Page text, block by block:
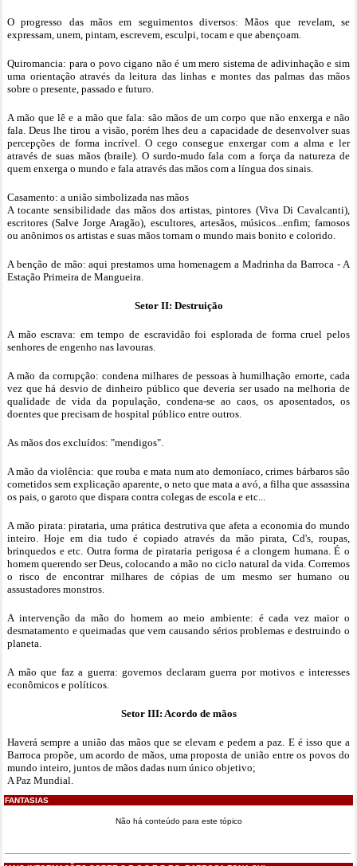
O progresso das mãos em seguimentos diversos: Mãos que revelam, se
expressam, unem, pintam, escrevem, esculpi, tocam e que abençoam.
Quiromancia: para o povo cigano não é um mero sistema de adivinhação e sim
uma orientação através da leitura das linhas e montes das palmas das mãos
sobre o presente, passado e futuro.
A mão que lê e a mão que fala: são mãos de um corpo que não enxerga e não
fala. Deus lhe tirou a visão, porém lhes deu a capacidade de desenvolver suas
percepções de forma incrível. O cego consegue enxergar com a alma e ler
através de suas mãos (braile). O surdo-mudo fala com a força da natureza de
quem enxerga o mundo e fala através das mãos com a língua dos sinais.
Casamento: a união simbolizada nas mãos
A tocante sensibilidade das mãos dos artistas, pintores (Viva Di Cavalcanti),
escritores (Salve Jorge Aragão), escultores, artesãos, músicos...enfim; famosos
ou anônimos os artistas e suas mãos tornam o mundo mais bonito e colorido.
A benção de mão: aqui prestamos uma homenagem a Madrinha da Barroca - A
Estação Primeira de Mangueira.
Setor II: Destruição
A mão escrava: em tempo de escravidão foi esplorada de forma cruel pelos
senhores de engenho nas lavouras.
A mão da corrupção: condena milhares de pessoas à humilhação emorte, cada
vez que há desvio de dinheiro público que deveria ser usado na melhoria de
qualidade de vida da população, condena-se ao caos, os aposentados, os
doentes que precisam de hospital público entre outros.
As mãos dos excluídos: "mendigos".
A mão da violência: que rouba e mata num ato demoníaco, crimes bárbaros são
cometidos sem explicação aparente, o neto que mata a avó, a filha que assassina
os pais, o garoto que dispara contra colegas de escola e etc...
A mão pirata: pirataria, uma prática destrutiva que afeta a economia do mundo
inteiro. Hoje em dia tudo é copiado através da mão pirata, Cd's, roupas,
brinquedos e etc. Outra forma de pirataria perigosa é a clongem humana. É o
homem querendo ser Deus, colocando a mão no ciclo natural da vida. Corremos
o risco de encontrar milhares de cópias de um mesmo ser humano ou
assustadores monstros.
A intervenção da mão do homem ao meio ambiente: é cada vez maior o
desmatamento e queimadas que vem causando sérios problemas e destruindo o
planeta.
A mão que faz a guerra: governos declaram guerra por motivos e interesses
econômicos e políticos.
Setor III: Acordo de mãos
Haverá sempre a união das mãos que se elevam e pedem a paz. E é isso que a
Barroca propõe, um acordo de mãos, uma proposta de união entre os povos do
mundo inteiro, juntos de mãos dadas num único objetivo;
A Paz Mundial.
FANTASIAS
Não há conteúdo para este tópico